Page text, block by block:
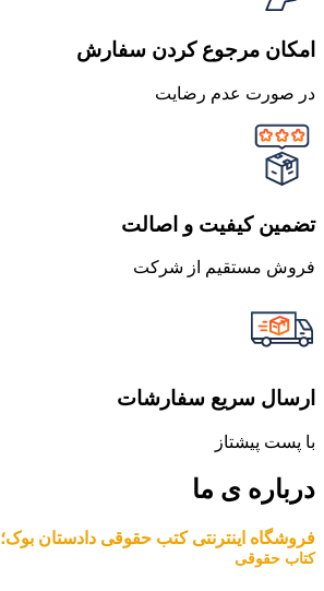
امکان مرجوع کردن سفارش
در صورت عدم رضایت
تضمین کیفیت و اصالت
فروش مستقیم از شرکت
ارسال سریع سفارشات
با پست پیشتاز
درباره ی ما
فروشگاه اینترنتی کتب حقوقی دادستان بوک؛
کتاب حقوقی